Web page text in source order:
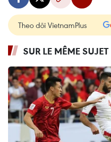
Theo dõi VietnamPlus
SUR LE MÊME SUJET